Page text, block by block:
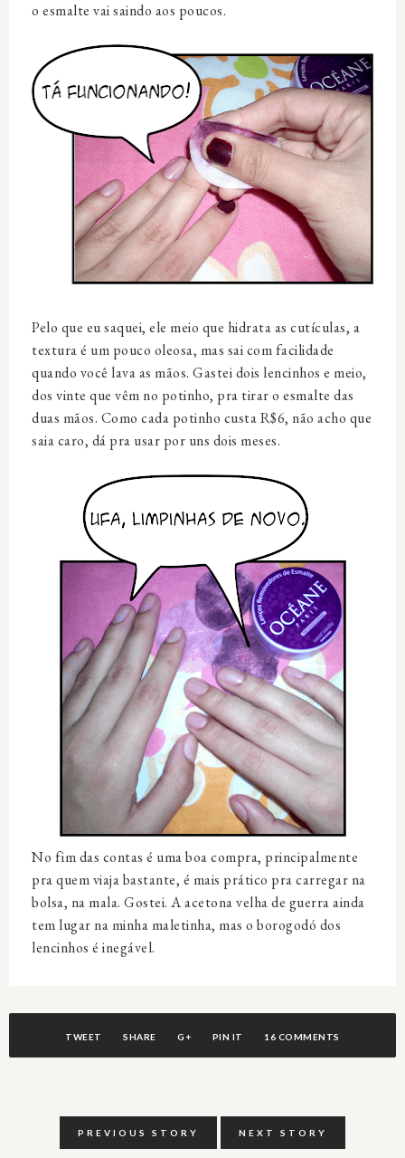
o esmalte vai saindo aos poucos.
Pelo que eu saquei, ele meio que hidrata as cutículas, a
textura é um pouco oleosa, mas sai com facilidade
quando você lava as mãos. Gastei dois lencinhos e meio,
dos vinte que vêm no potinho, pra tirar o esmalte das
duas mãos. Como cada potinho custa R$6, não acho que
saia caro, dá pra usar por uns dois meses.
No fim das contas é uma boa compra, principalmente
pra quem viaja bastante, é mais prático pra carregar na
bolsa, na mala. Gostei. A acetona velha de guerra ainda
tem lugar na minha maletinha, mas o borogodó dos
lencinhos é inegável.
TWEET SHARE G+ PIN IT 16 COMMENTS
PREVIOUS STORY NEXT STORY